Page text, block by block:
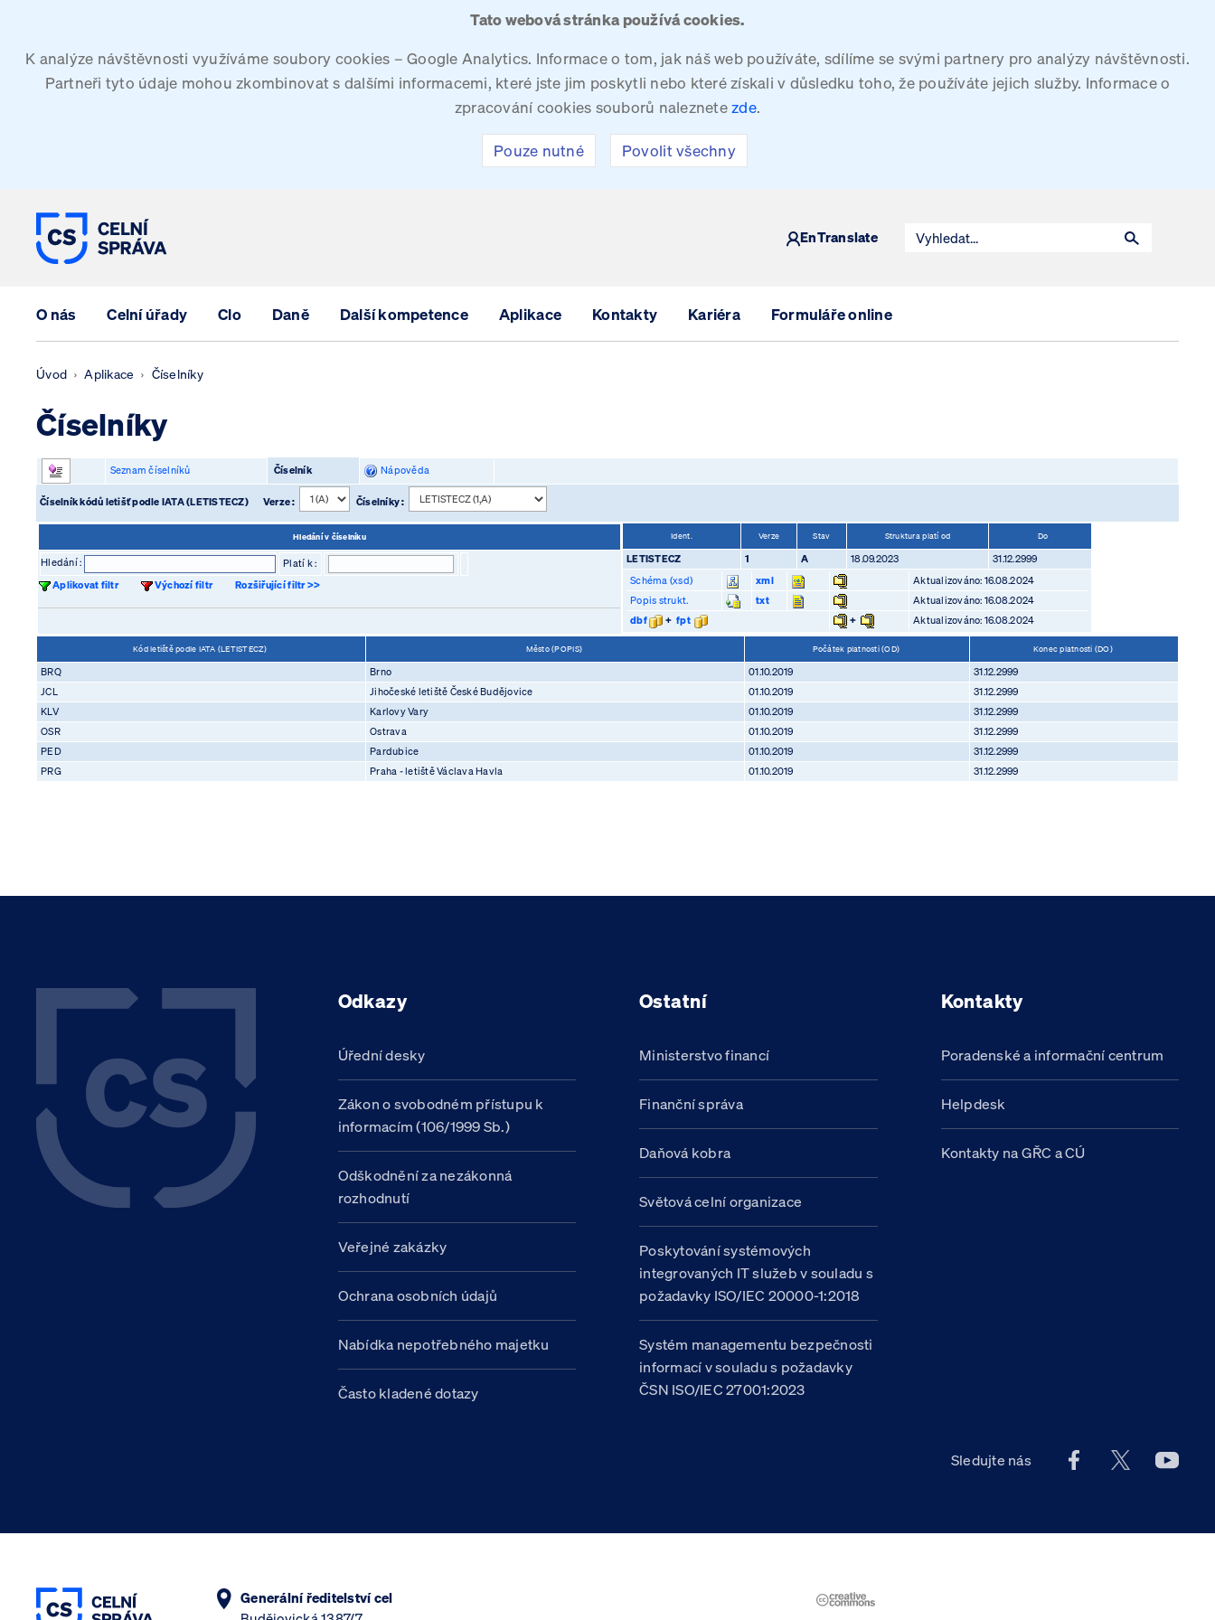
Tato webová stránka používá cookies.
K analýze návštěvnosti využíváme soubory cookies – Google Analytics. Informace o tom, jak náš web používáte, sdílíme se svými partnery pro analýzy návštěvnosti.
Partneři tyto údaje mohou zkombinovat s dalšími informacemi, které jste jim poskytli nebo které získali v důsledku toho, že používáte jejich služby. Informace o
zpracování cookies souborů naleznetezde.
Pouze nutné Povolit všechny
EnTranslate
O nás Celní úřady Clo Daně Další kompetence Aplikace Kontakty Kariéra Formuláře online
Úvod Aplikace Číselníky
Číselníky
Seznam číselníků Číselník Nápověda
Číselník kódů letišť podle IATA (LETISTECZ) Verze : Číselníky :
Hledání v číselníku
Hledání :
Platí k :
Aplikovat filtr
Výchozí filtr Rozšiřující filtr >>
Ident. Verze Stav Struktura platí od Do
LETISTECZ 1 A 18.09.2023
31.12.2999
Schéma (xsd)
xml
Aktualizováno: 16.08.2024
Popis strukt.
txt
Aktualizováno: 16.08.2024
dbf
+ fpt + Aktualizováno: 16.08.2024
Kód letiště podle IATA (LETISTECZ) Město (POPIS) Počátek platnosti (OD) Konec platnosti (DO)
BRQ Brno 01.10.2019
31.12.2999
JCL
Jihočeské letiště České Budějovice 01.10.2019
31.12.2999
KLV
Karlovy Vary 01.10.2019
31.12.2999
OSR
Ostrava 01.10.2019
31.12.2999
PED
Pardubice 01.10.2019
31.12.2999
PRG
Praha - letiště Václava Havla 01.10.2019 31.12.2999
Odkazy
Úřední desky
Zákon o svobodném přístupu k
informacím (106/1999 Sb.)
Odškodnění za nezákonná
rozhodnutí
Veřejné zakázky
Ochrana osobních údajů
Nabídka nepotřebného majetku
Často kladené dotazy
Ostatní
Ministerstvo financí
Finanční správa
Daňová kobra
Světová celní organizace
Poskytování systémových
integrovaných IT služeb v souladu s
požadavky ISO/IEC 20000-1:2018
Systém managementu bezpečnosti
informací v souladu s požadavky
ČSN ISO/IEC 27001:2023
Kontakty
Poradenské a informační centrum
Helpdesk
Kontakty na GŘC a CÚ
Sledujte nás Facebook účet
X účet
Generální ředitelství cel